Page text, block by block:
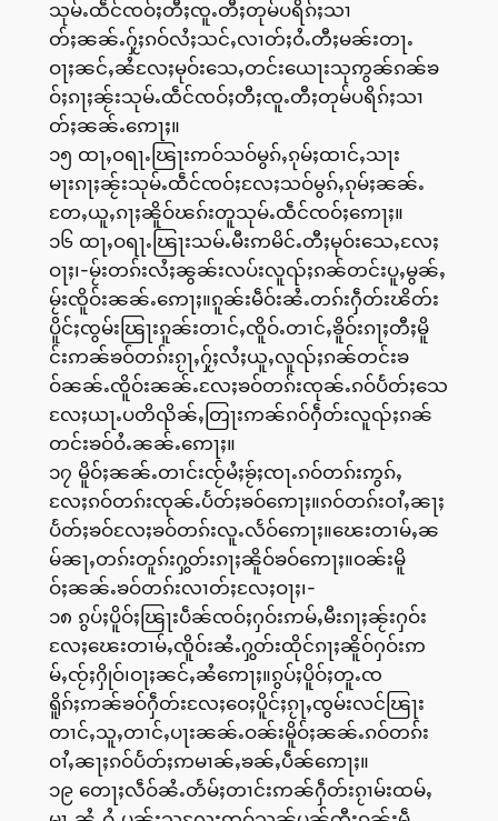
သုမ်ႉထဵင်ၸဝ်ႈတီႈၸူႉတီႈတုမ်ပရိၵ်ႈသၢ
တ်ႈၼၼ်ႉႁႂ်ႈၵဝ်လႆႈသင်ႇလၢတ်ႈဝႆႉတီႈမၼ်းတႃႉ
ဝႃႈၼင်ႇၼႆလႄႈမုဝ်းသေႇတင်းယေႃးသုဢွၼ်ၵၼ်ၶ
ဝ်ႈၵႃႈၼႂ်းသုမ်ႉထဵင်ၸဝ်ႈတီႈၸူႉတီႈတုမ်ပရိၵ်ႈသၢ
တ်ႈၼၼ်ႉဢေႃႈ။
၁၅ ထႃႇဝရႃႉၽြႃးဢဝ်သဝ်မွၵ်ႇၵုမ်ႈထၢင်ႇသႃး
မႃးၵႃႈၼႂ်းသုမ်ႉထဵင်ၸဝ်ႈလႄႈသဝ်မွၵ်ႇၵုမ်ႈၼၼ်ႉ
တႄႇယူႇၵႃႈၼိူဝ်ၽၵ်းတူသုမ်ႉထဵင်ၸဝ်ႈဢေႃႈ။
၁၆ ထႃႇဝရႃႉၽြႃးသမ်ႉမီးဢမိင်ႉတီႈမုဝ်းသေႇလႄႈ
ဝႃႈ၊-မႂ်းတၵ်းလႆႈၼွၼ်းလပ်းလူၺ်ႈၵၼ်တင်းပူႇမွၼ်ႇ
မႂ်းၸိူဝ်းၼၼ်ႉဢေႃႈ။ၵူၼ်းမဵဝ်းၼႆႉတၵ်းႁဵတ်းၽိတ်း
ပိူင်ႈၸွမ်းၽြႃးၵူၼ်းတၢင်ႇၸိူဝ်ႉတၢင်ႇၶိူဝ်းၵႃႈတီႈမိူ
င်းဢၼ်ၶဝ်တၵ်းၵႂႃႇႁႂ်ႈလႆႈယူႇလူၺ်ႈၵၼ်တင်းၶ
ဝ်ၼၼ်ႉၸိူဝ်းၼၼ်ႉလႄႈၶဝ်တၵ်းၸုၼ်ႉၵဝ်ပႅတ်ႈသေ
လႄႈယႃႉပတိၺိၼ်ႇတြႃးဢၼ်ၵဝ်ႁဵတ်းလူၺ်ႈၵၼ်
တင်းၶဝ်ဝႆႉၼၼ်ႉဢေႃႈ။
၁၇ မိူဝ်ႈၼၼ်ႉတၢင်းၸႂ်မႆႈၶႂ်ႈၸႃႉၵဝ်တၵ်းဢွၵ်ႇ
လႄႈၵဝ်တၵ်းၸုၼ်ႉပႅတ်ႈၶဝ်ဢေႃႈ။ၵဝ်တၵ်းဝၢႆႇၼႃႈ
ပႅတ်ႈၶဝ်လႄႈၶဝ်တၵ်းလူႉလႅဝ်ဢေႃႈ။ၽေးတၢမ်ႇၼ
မ်ၼႃႇတၵ်းတူၵ်းႁွတ်းၵႃႈၼိူဝ်ၶဝ်ဢေႃႈ။ဝၼ်းမိူ
ဝ်ႈၼၼ်ႉၶဝ်တၵ်းလၢတ်ႈလႄႈဝႃႈ၊-
၁၈ ၵွပ်ႈပိူဝ်ႈၽြႃးပဵၼ်ၸဝ်ႈႁဝ်းဢမ်ႇမီးၵႃႈၼႂ်းႁဝ်း
လႄႈၽေးတၢမ်ႇၸိူဝ်းၼႆႉႁွတ်းထိုင်ၵႃႈၼိူဝ်ႁဝ်းဢ
မ်ႇၸႂ်ႈႁိုဝ်၊ဝႃႈၼင်ႇၼႆဢေႃႈ။ၵွပ်ႈပိူဝ်ႈတူႉၸ
ရိူၵ်ႈဢၼ်ၶဝ်ႁဵတ်းလႄႈဝေႈပိူင်ႈၵႂႃႇၸွမ်းလင်ၽြႃး
တၢင်ႇသူႇတၢင်ႇပႃးၼၼ်ႉဝၼ်းမိူဝ်ႈၼၼ်ႉၵဝ်တၵ်း
ဝၢႆႇၼႃႈၵဝ်ပႅတ်ႈဢမၢၼ်ႇၶၼ်ႇပဵၼ်ဢေႃႈ။
၁၉ တေႃႈလဵဝ်ၼႆႉတႅမ်ႈတၢင်းဢၼ်ႁဵတ်းၵႂၢမ်းထမ်ႇ